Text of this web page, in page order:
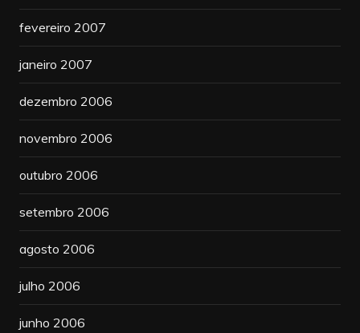
fevereiro 2007
janeiro 2007
dezembro 2006
novembro 2006
outubro 2006
setembro 2006
agosto 2006
julho 2006
junho 2006